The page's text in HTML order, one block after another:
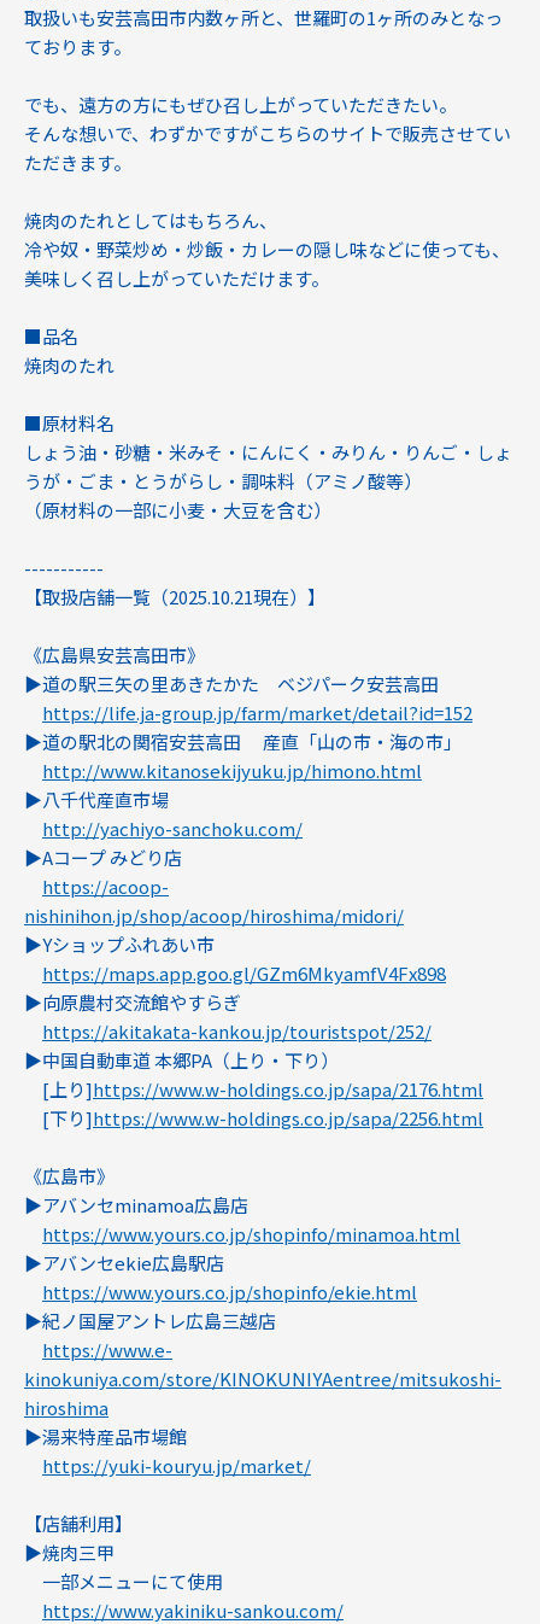
取扱いも安芸高田市内数ヶ所と、世羅町の1ヶ所のみとなっ
ております。
でも、遠方の方にもぜひ召し上がっていただきたい。
そんな想いで、わずかですがこちらのサイトで販売させてい
ただきます。
焼肉のたれとしてはもちろん、
冷や奴・野菜炒め・炒飯・カレーの隠し味などに使っても、
美味しく召し上がっていただけます。
■品名
焼肉のたれ
■原材料名
しょう油・砂糖・米みそ・にんにく・みりん・りんご・しょ
うが・ごま・とうがらし・調味料（アミノ酸等）
（原材料の一部に小麦・大豆を含む）
-----------
【取扱店舗一覧（2025.10.21現在）】
《広島県安芸高田市》
▶︎道の駅三矢の里あきたかた ベジパーク安芸高田
https://life.ja-group.jp/farm/market/detail?id=152
▶︎道の駅北の関宿安芸高田 産直「山の市・海の市」
http://www.kitanosekijyuku.jp/himono.html
▶︎八千代産直市場
http://yachiyo-sanchoku.com/
▶︎Aコープ みどり店
https://acoop-
nishinihon.jp/shop/acoop/hiroshima/midori/
▶︎Yショップふれあい市
https://maps.app.goo.gl/GZm6MkyamfV4Fx898
▶︎向原農村交流館やすらぎ
https://akitakata-kankou.jp/touristspot/252/
▶︎中国自動車道 本郷PA（上り・下り）
[上り]https://www.w-holdings.co.jp/sapa/2176.html
[下り]https://www.w-holdings.co.jp/sapa/2256.html
《広島市》
▶︎アバンセminamoa広島店
https://www.yours.co.jp/shopinfo/minamoa.html
▶︎アバンセekie広島駅店
https://www.yours.co.jp/shopinfo/ekie.html
▶︎紀ノ国屋アントレ広島三越店
https://www.e-
kinokuniya.com/store/KINOKUNIYAentree/mitsukoshi-
hiroshima
▶︎湯来特産品市場館
https://yuki-kouryu.jp/market/
【店舗利用】
▶︎焼肉三甲
一部メニューにて使用
https://www.yakiniku-sankou.com/